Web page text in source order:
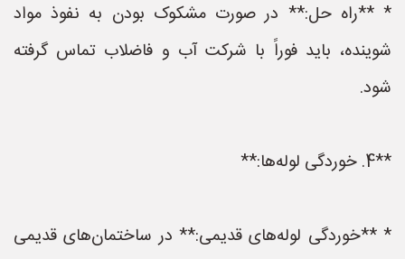
* **راه حل:** در صورت مشکوک بودن به نفوذ مواد
شوینده، باید فوراً با شرکت آب و فاضلاب تماس گرفته
شود.
**4. خوردگی لوله‌ها:**
* **خوردگی لوله‌های قدیمی:** در ساختمان‌های قدیمی